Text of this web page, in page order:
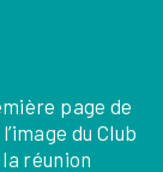
page de
du Club
réunion